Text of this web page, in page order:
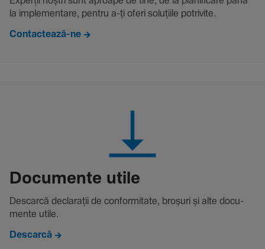
la imple­men­tare, pentru a-ți oferi solu­țiile potri­vite.
Contactează-ne
Docu­mente utile
Descarcă decla­rații de conformitate, broșuri și alte docu­
mente utile.
Descarcă